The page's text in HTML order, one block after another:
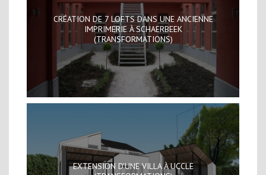
CRÉATION DE 7 LOFTS DANS UNE ANCIENNE
IMPRIMERIE À SCHAERBEEK
(TRANSFORMATIONS)
EXTENSION D’UNE VILLA À UCCLE